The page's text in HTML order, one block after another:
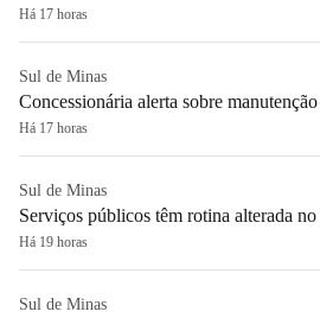
Há 17 horas
Sul de Minas
Concessionária alerta sobre
Há 17 horas
Sul de Minas
Serviços públicos têm rotina alterada
Há 19 horas
Sul de Minas